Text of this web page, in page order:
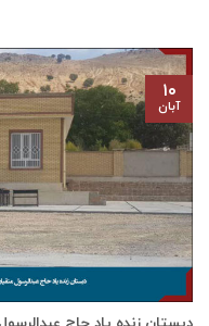
۱۰
آبان